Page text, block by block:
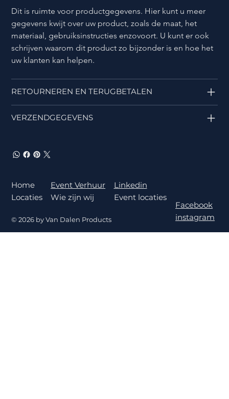
Dit is ruimte voor productgegevens. Hier kunt u meer
gegevens kwijt over uw product, zoals de maat, het
materiaal, gebruiksinstructies enzovoort. U kunt er ook
schrijven waarom dit product zo bijzonder is en hoe het
uw klanten kan helpen.
RETOURNEREN EN TERUGBETALEN
VERZENDGEGEVENS
Home
Locaties
Event Verhuur
Wie zijn wij
Linkedin
Event locaties
Facebook
instagram
© 2026 by Van Dalen Products